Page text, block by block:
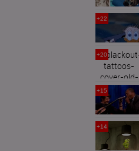
+22
+20
+15
+14